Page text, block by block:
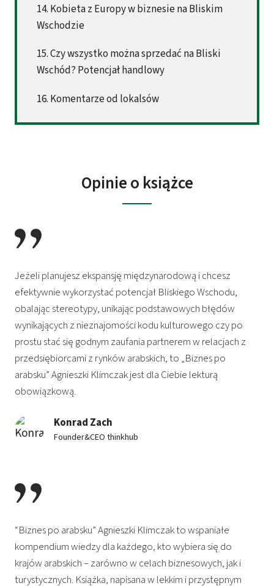
14. Kobieta z Europy w biznesie na Bliskim
Wschodzie
15. Czy wszystko można sprzedać na Bliski
Wschód? Potencjał handlowy
16. Komentarze od lokalsów
Opinie o książce
Jeżeli planujesz ekspansję międzynarodową i chcesz
efektywnie wykorzystać potencjał Bliskiego Wschodu,
obalając stereotypy, unikając podstawowych błędów
wynikających z nieznajomości kodu kulturowego czy po
prostu stać się godnym zaufania partnerem w relacjach z
przedsiębiorcami z rynków arabskich, to „Biznes po
arabsku” Agnieszki Klimczak jest dla Ciebie lekturą
obowiązkową.
Konrad Zach
Founder&CEO thinkhub
“Biznes po arabsku” Agnieszki Klimczak to wspaniałe
kompendium wiedzy dla każdego, kto wybiera się do
krajów arabskich – zarówno w celach biznesowych, jak i
turystycznych. Książka, napisana w lekkim i przystępnym